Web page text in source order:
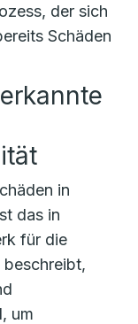
der sich
Schäden
in
das in
für die
beschreibt,
um